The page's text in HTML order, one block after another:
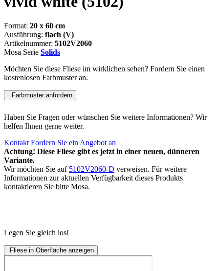
Format: 20 x 60 cm
Ausführung: flach (V)
Artikelnummer: 5102V2060
Mosa Serie Solids
Möchten Sie diese Fliese im wirklichen sehen? Fordern Sie einen
kostenlosen Farbmuster an.
Farbmuster anfordern
Haben Sie Fragen oder wünschen Sie weitere Informationen? Wir
helfen Ihnen gerne weiter.
Kontakt Fordern Sie ein Angebot an
Achtung! Diese Fliese gibt es jetzt in einer neuen, dünneren
Variante.
Wir möchten Sie auf 5102V2060-D verweisen. Für weitere
Informationen zur aktuellen Verfügbarkeit dieses Produkts
kontaktieren Sie bitte Mosa.
Legen Sie gleich los!
Fliese in Oberfläche anzeigen